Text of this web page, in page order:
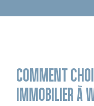
COMMENT
IMMOBILIER À